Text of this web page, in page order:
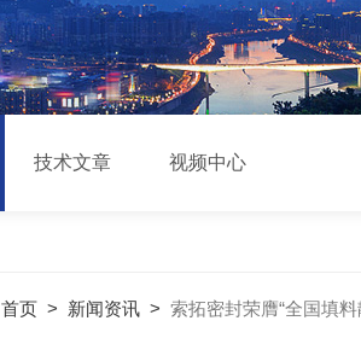
技术文章 视频中心
首页> 新闻资讯> 索拓密封荣膺“全国填